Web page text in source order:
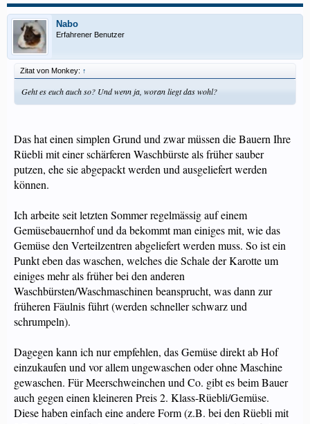
Nabo
Erfahrener Benutzer
Zitat von Monkey: ↑
Geht es euch auch so? Und wenn ja, woran liegt das wohl?
Das hat einen simplen Grund und zwar müssen die Bauern Ihre
Rüebli mit einer schärferen Waschbürste als früher sauber
putzen, ehe sie abgepackt werden und ausgeliefert werden
können.
Ich arbeite seit letzten Sommer regelmässig auf einem
Gemüsebauernhof und da bekommt man einiges mit, wie das
Gemüse den Verteilzentren abgeliefert werden muss. So ist ein
Punkt eben das waschen, welches die Schale der Karotte um
einiges mehr als früher bei den anderen
Waschbürsten/Waschmaschinen beansprucht, was dann zur
früheren Fäulnis führt (werden schneller schwarz und
schrumpeln).
Dagegen kann ich nur empfehlen, das Gemüse direkt ab Hof
einzukaufen und vor allem ungewaschen oder ohne Maschine
gewaschen. Für Meerschweinchen und Co. gibt es beim Bauer
auch gegen einen kleineren Preis 2. Klass-Rüebli/Gemüse.
Diese haben einfach eine andere Form (z.B. bei den Rüebli mit